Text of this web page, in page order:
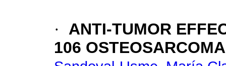
·
ANTI-TUMOR
106